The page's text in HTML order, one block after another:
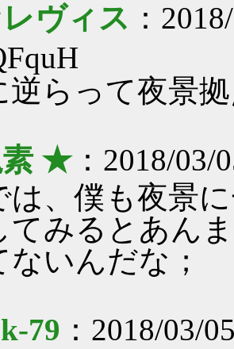
ヴィス ：
逆らって夜景
素 ★：2018/03/
は、僕も夜景
てみるとあん
いんだな；
79 ：2018/03/